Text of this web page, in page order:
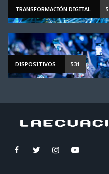
TRANSFORMACIÓN DIGITAL
DISPOSITIVOS 531